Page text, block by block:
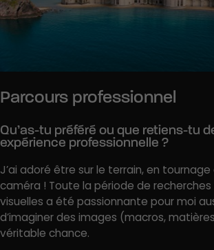
Parcours professionnel
Qu’as-tu préféré ou que retiens-tu
expérience professionnelle ?
J’ai adoré être sur le terrain, en tournage
caméra ! Toute la période de
visuelles a été passionnante pour moi
d’imaginer des images (macros,
véritable chance.